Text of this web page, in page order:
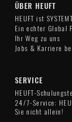
ÜBER HEUFT
HEUFT ist
Ein echter Global
Ihr Weg zu uns
Jobs & Karriere
SERVICE
HEUFT-
24/7-Service:
Sie nicht allein!